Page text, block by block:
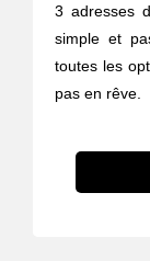
3 adresses
simple et
toutes les
pas en rêve.